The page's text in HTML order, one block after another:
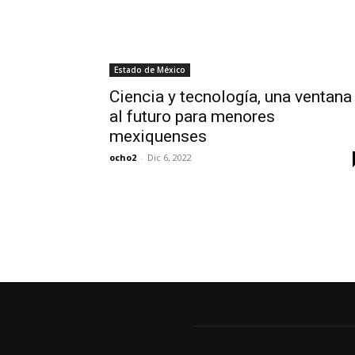
Estado de México
Ciencia y tecnología, una ventana
al futuro para menores
mexiquenses
ocho2 - Dic 6, 2022